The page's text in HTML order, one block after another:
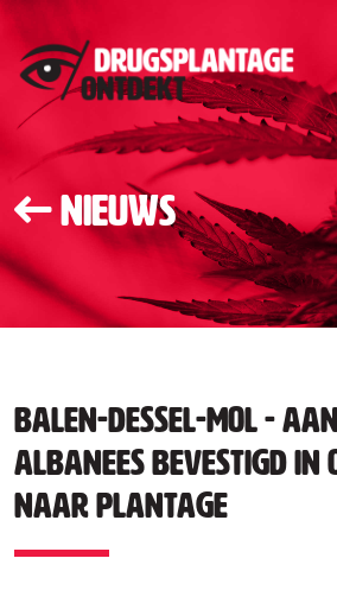
Nieuws
Balen-Dessel-Mol -
Albanees bevestigd in
naar plantage